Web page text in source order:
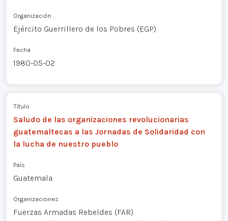
Organización
Ejército Guerrillero de los Pobres (EGP)
Fecha
1980-05-02
Título
Saludo de las organizaciones revolucionarias
guatemaltecas a las Jornadas de Solidaridad con
la lucha de nuestro pueblo
País
Guatemala
Organizaciones
Fuerzas Armadas Rebeldes (FAR)